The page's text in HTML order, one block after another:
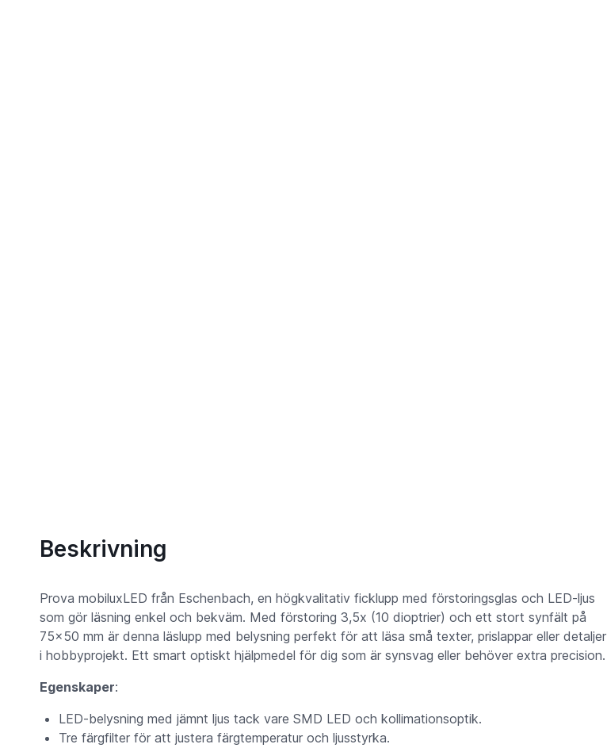
Beskrivning
Prova mobiluxLED från Eschenbach, en högkvalitativ ficklupp med förstoringsglas och LED-ljus
som gör läsning enkel och bekväm. Med förstoring 3,5x (10 dioptrier) och ett stort synfält på
75x50 mm är denna läslupp med belysning perfekt för att läsa små texter, prislappar eller detaljer
i hobbyprojekt. Ett smart optiskt hjälpmedel för dig som är synsvag eller behöver extra precision.
Egenskaper:
LED-belysning med jämnt ljus tack vare SMD LED och kollimationsoptik.
Tre färgfilter för att justera färgtemperatur och ljusstyrka.